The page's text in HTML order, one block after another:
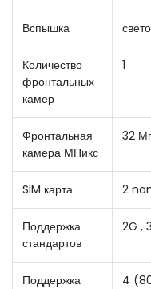
Вспышка
Количество
фронтальных
камер
1
Фронтальная
камера МПикс
32
SIM карта 2
Поддержка
стандартов
2G ,
Поддержка
4